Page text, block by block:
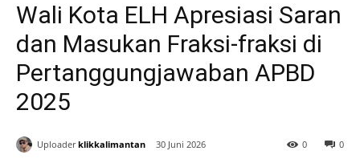
Wali Kota ELH Apresiasi Saran
dan Masukan Fraksi-fraksi di
Pertanggungjawaban APBD
2025
Uploader klikkalimantan 30 Juni 2026 0
0